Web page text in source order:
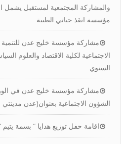
والمشاركة المجتمعية لمستقبل يشمل
مؤسسة انقذ حياتي الطبية
مشاركة مؤسسة خليج عدن للتنمية
الاجتماعية لكلية الاقتصاد والعلوم
السنوي
مشاركة مؤسسة خليج عدن في
الشؤون الاجتماعية بعنوان(عدن
اقامة حفل توزيع هدايا ” بسمة يتيم